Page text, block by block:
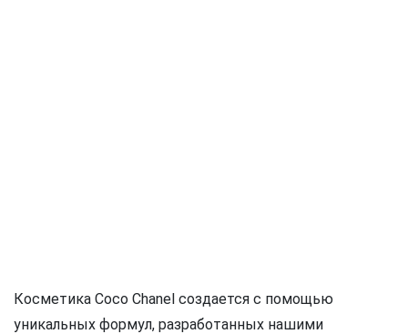
Косметика Coco Chanel создается с помощью
уникальных формул, разработанных нашими